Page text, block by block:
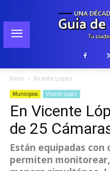
Inicio Vicente Lopez
Municipios Vicente Lopez
En Vicente
de 25
Están equipadas
permiten